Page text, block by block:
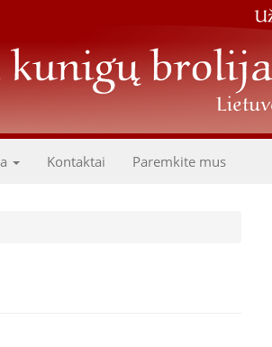
Kontaktai Paremkite mus